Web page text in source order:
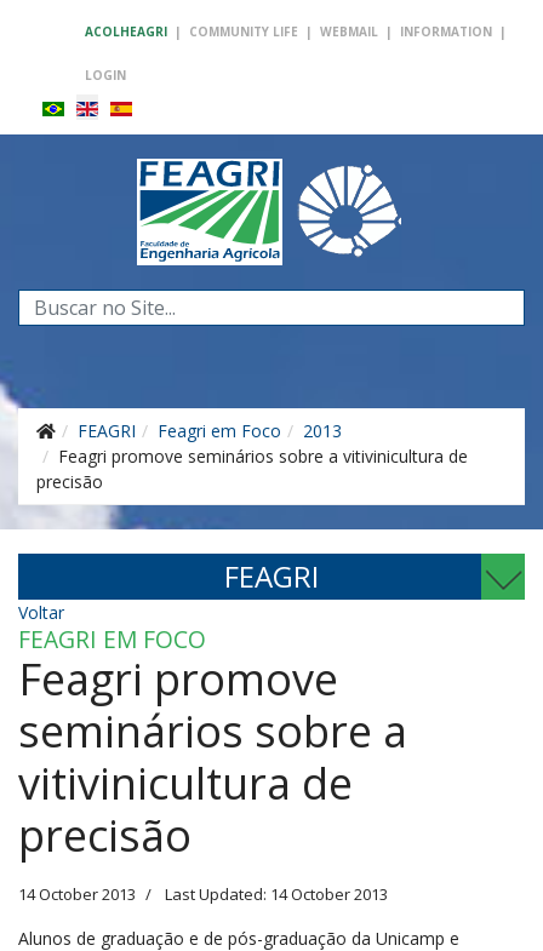
ACOLHEAGRI | COMMUNITY LIFE | WEBMAIL | INFORMATION |
LOGIN
Search
...
FEAGRI Feagri em Foco
2013
Feagri promove seminários sobre a vitivinicultura de
precisão
FEAGRI
Voltar
FEAGRI EM FOCO
Feagri promove
seminários sobre a
vitivinicultura de
precisão
14 October 2013 Last Updated: 14 October 2013
Alunos de graduação e de pós-graduação da Unicamp e